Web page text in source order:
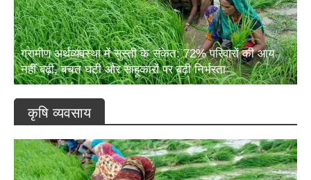
ग्रामीण अर्थव्यवस्था में सुस्ती के संकेत: 72% परिवारों की आय
नहीं बढ़ी, बचत घटी और साहूकारों पर बढ़ी निर्भरता
कृषि व्यवसाय